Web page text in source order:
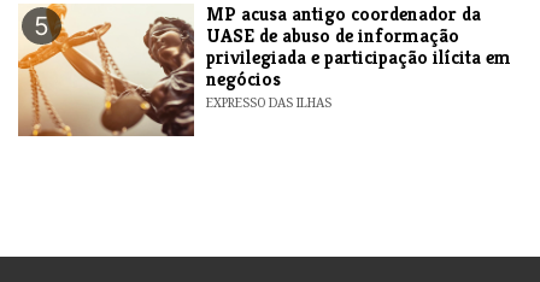
5
MP acusa antigo coordenador da
UASE de abuso de informação
privilegiada e participação ilícita em
negócios
EXPRESSO DAS ILHAS